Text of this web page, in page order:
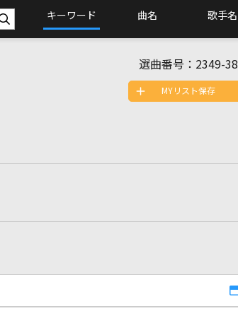
キーワード 曲名 歌手名
選曲番号： 2349-38
MYリスト保存